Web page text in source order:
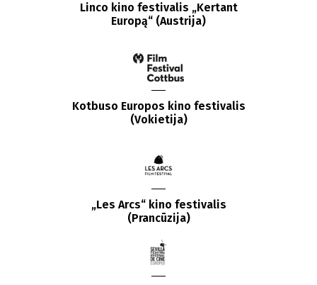
Linco kino festivalis „Kertant
Europą“ (Austrija)
Kotbuso Europos kino festivalis
(Vokietija)
„Les Arcs“ kino festivalis
(Prancūzija)